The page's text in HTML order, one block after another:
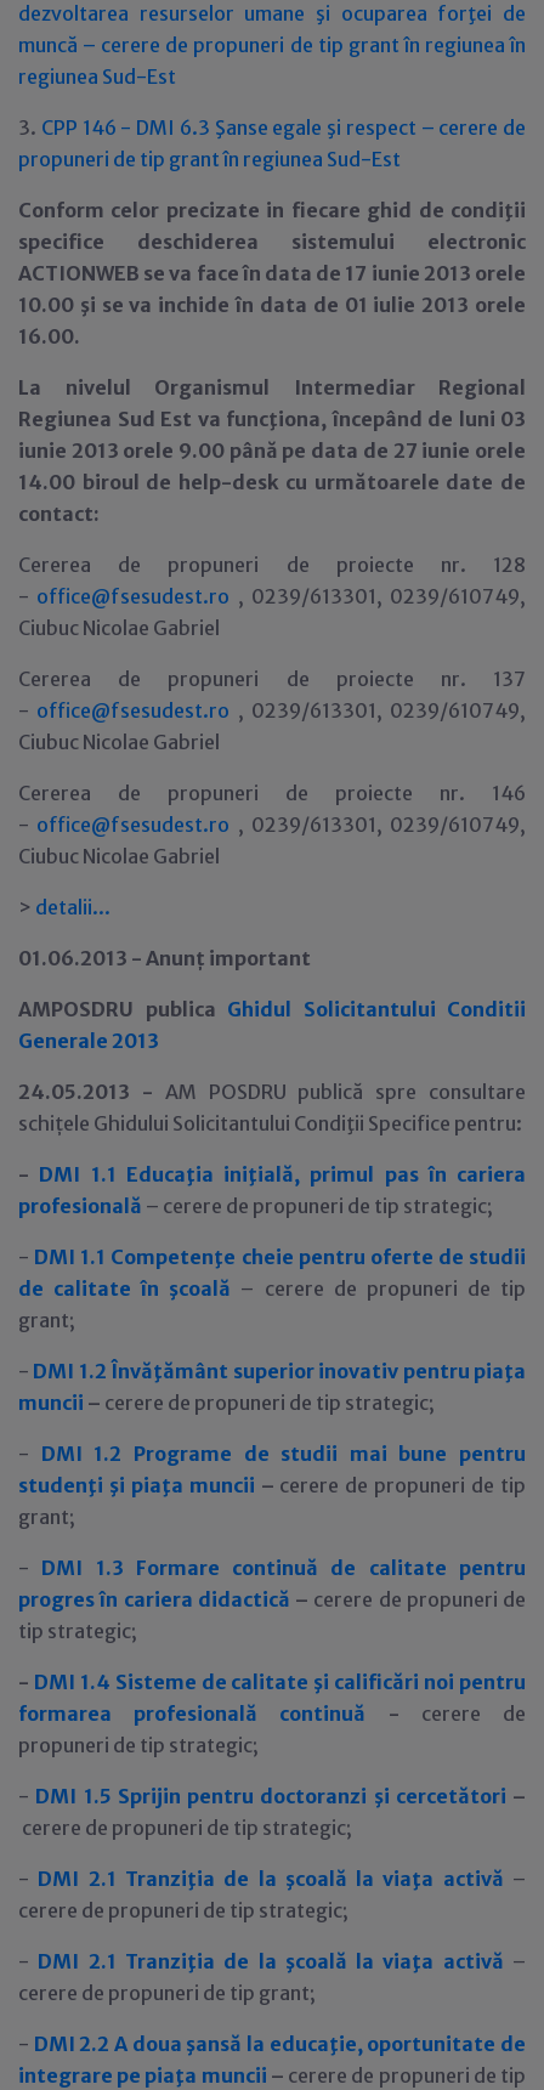
dezvoltarea resurselor umane şi ocuparea forţei de
muncă – cerere de propuneri de tip grant în regiunea în
regiunea Sud-Est
3. CPP 146 - DMI 6.3 Şanse egale şi respect – cerere de
propuneri de tip grant în regiunea Sud-Est
Conform celor precizate in fiecare ghid de condiţii
specifice deschiderea sistemului electronic
ACTIONWEB se va face în data de 17 iunie 2013 orele
10.00 şi se va inchide în data de 01 iulie 2013 orele
16.00.
La nivelul Organismul Intermediar Regional
Regiunea Sud Est va funcţiona, începând de luni 03
iunie 2013 orele 9.00 până pe data de 27 iunie orele
14.00 biroul de help-desk cu următoarele date de
contact:
Cererea de propuneri de proiecte nr. 128
- office@fsesudest.ro , 0239/613301, 0239/610749,
Ciubuc Nicolae Gabriel
Cererea de propuneri de proiecte nr. 137
- office@fsesudest.ro , 0239/613301, 0239/610749,
Ciubuc Nicolae Gabriel
Cererea de propuneri de proiecte nr. 146
- office@fsesudest.ro , 0239/613301, 0239/610749,
Ciubuc Nicolae Gabriel
> detalii...
01.06.2013 - Anunţ important
AMPOSDRU publica Ghidul Solicitantului Conditii
Generale 2013
24.05.2013 - AM POSDRU publică spre consultare
schiţele Ghidului Solicitantului Condiţii Specifice pentru:
- DMI 1.1 Educaţia iniţială, primul pas în cariera
profesională – cerere de propuneri de tip strategic;
- DMI 1.1 Competenţe cheie pentru oferte de studii
de calitate în şcoală – cerere de propuneri de tip
grant;
- DMI 1.2 Învăţământ superior inovativ pentru piaţa
muncii – cerere de propuneri de tip strategic;
- DMI 1.2 Programe de studii mai bune pentru
studenţi şi piaţa muncii – cerere de propuneri de tip
grant;
- DMI 1.3 Formare continuă de calitate pentru
progres în cariera didactică – cerere de propuneri de
tip strategic;
- DMI 1.4 Sisteme de calitate şi calificări noi pentru
formarea profesională continuă - cerere de
propuneri de tip strategic;
- DMI 1.5 Sprijin pentru doctoranzi şi cercetători –
cerere de propuneri de tip strategic;
- DMI 2.1 Tranziţia de la şcoală la viaţa activă –
cerere de propuneri de tip strategic;
- DMI 2.1 Tranziţia de la şcoală la viaţa activă –
cerere de propuneri de tip grant;
- DMI 2.2A doua şansă la educaţie, oportunitate de
integrare pe piaţa muncii – cerere de propuneri de tip